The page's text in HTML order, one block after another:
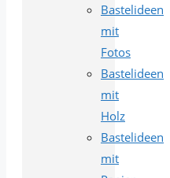
Bastelideen
mit
Fotos
Bastelideen
mit
Holz
Bastelideen
mit